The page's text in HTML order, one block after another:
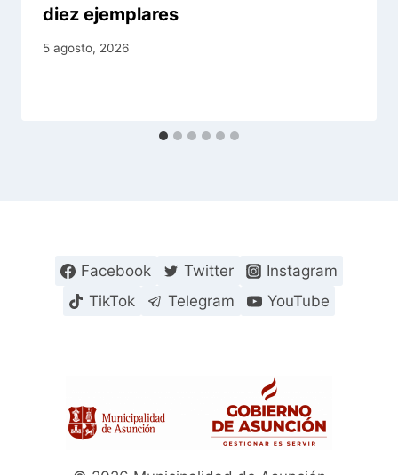
diez ejemplares
5 agosto, 2026
Facebook Twitter
Instagram
TikTok
Telegram YouTube